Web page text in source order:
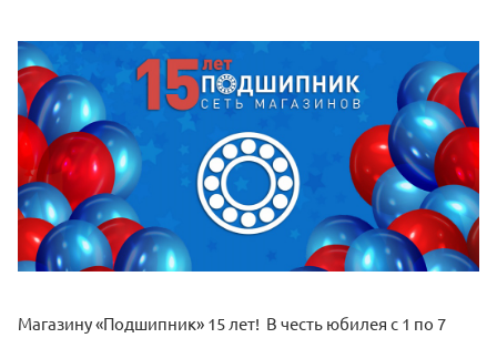
Магазину «Подшипник» 15 лет! В честь юбилея с 1 по 7